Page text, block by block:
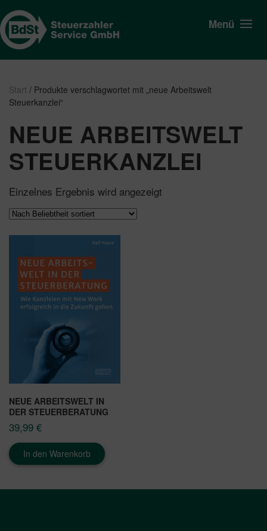
Menü
Start / Produkte verschlagwortet mit „neue Arbeitswelt
Steuerkanzlei“
NEUE ARBEITSWELT
STEUERKANZLEI
Einzelnes Ergebnis wird angezeigt
NEUE ARBEITSWELT IN
DER STEUERBERATUNG
39,99 €
In den Warenkorb